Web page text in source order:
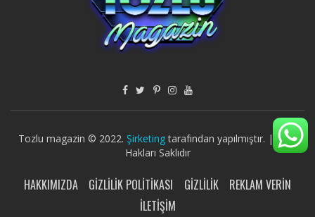
Tozlu magazin © 2022. Şirketingtarafından yapılmıştır. | Tüm
Hakları Saklıdır
HAKKIMIZDA GIZLILIK POLITIKASI GIZLILIK
REKLAM VERIN
İLETIŞIM